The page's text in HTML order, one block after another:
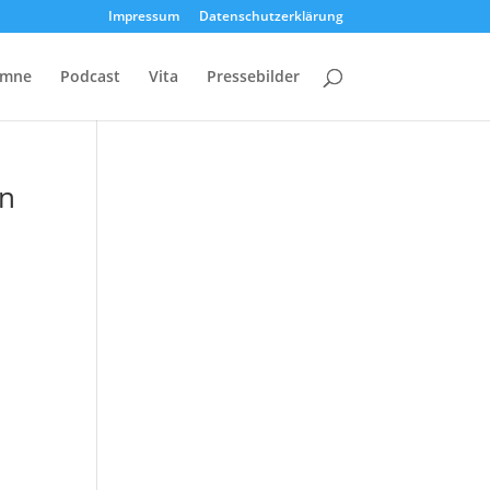
Impressum Datenschutzerklärung
Podcast Vita Pressebilder